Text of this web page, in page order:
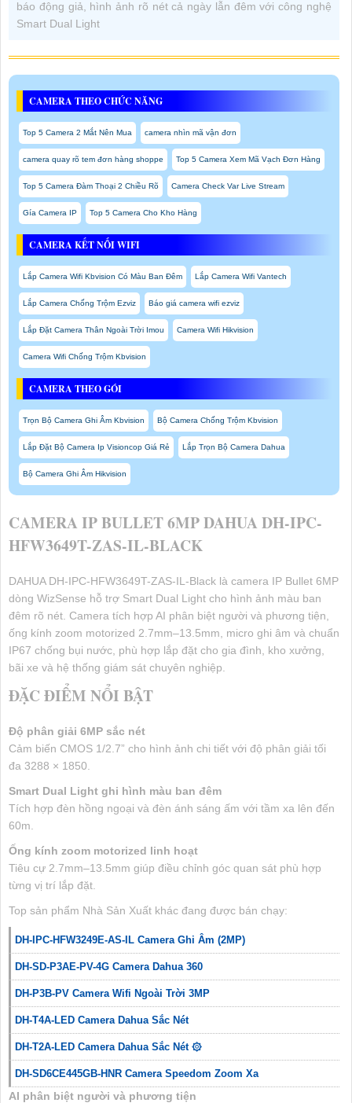
báo động giả, hình ảnh rõ nét cả ngày lẫn đêm với công nghệ
Smart Dual Light
CAMERA THEO CHỨC NĂNG
Top 5 Camera 2 Mắt Nên Mua camera nhìn mã vận đơn
camera quay rõ tem đơn hàng shoppe Top 5 Camera Xem Mã Vạch Đơn Hàng
Top 5 Camera Đàm Thoại 2 Chiều Rõ Camera Check Var Live Stream
Gía Camera IP Top 5 Camera Cho Kho Hàng
CAMERA KẾT NỐI WIFI
Lắp Camera Wifi Kbvision Có Màu Ban Đêm Lắp Camera Wifi Vantech
Lắp Camera Chống Trộm Ezviz Báo giá camera wifi ezviz
Lắp Đặt Camera Thân Ngoài Trời Imou Camera Wifi Hikvision
Camera Wifi Chống Trộm Kbvision
CAMERA THEO GÓI
Trọn Bộ Camera Ghi Âm Kbvision Bộ Camera Chống Trộm Kbvision
Lắp Đặt Bộ Camera Ip Visioncop Giá Rẻ Lắp Trọn Bộ Camera Dahua
Bộ Camera Ghi Âm Hikvision
CAMERA IP BULLET 6MP DAHUA DH-IPC-
HFW3649T-ZAS-IL-BLACK
DAHUA DH-IPC-HFW3649T-ZAS-IL-Black là camera IP Bullet 6MP
dòng WizSense hỗ trợ Smart Dual Light cho hình ảnh màu ban
đêm rõ nét. Camera tích hợp AI phân biệt người và phương tiện,
ống kính zoom motorized 2.7mm–13.5mm, micro ghi âm và chuẩn
IP67 chống bụi nước, phù hợp lắp đặt cho gia đình, kho xưởng,
bãi xe và hệ thống giám sát chuyên nghiệp.
ĐẶC ĐIỂM NỔI BẬT
Độ phân giải 6MP sắc nét
Cảm biến CMOS 1/2.7” cho hình ảnh chi tiết với độ phân giải tối
đa 3288 × 1850.
Smart Dual Light ghi hình màu ban đêm
Tích hợp đèn hồng ngoại và đèn ánh sáng ấm với tầm xa lên đến
60m.
Ống kính zoom motorized linh hoạt
Tiêu cự 2.7mm–13.5mm giúp điều chỉnh góc quan sát phù hợp
từng vị trí lắp đặt.
Top sản phẩm Nhà Sản Xuất khác đang được bán chạy:
DH-IPC-HFW3249E-AS-IL Camera Ghi Âm (2MP)
DH-SD-P3AE-PV-4G Camera Dahua 360
DH-P3B-PV Camera Wifi Ngoài Trời 3MP
DH-T4A-LED Camera Dahua Sắc Nét
DH-T2A-LED Camera Dahua Sắc Nét ۞
DH-SD6CE445GB-HNR Camera Speedom Zoom Xa
AI phân biệt người và phương tiện